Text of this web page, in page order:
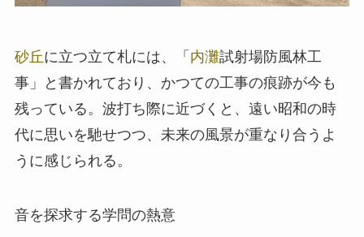
砂丘に立つ立て札には、「 内灘試射場防風林工
事」と書かれており、かつての工事の痕跡が今も
残っている。波打ち際に近づくと、遠い昭和の時
代に思いを馳せつつ、未来の風景が重なり合うよ
うに感じられる。
音を探求する学問の熱意